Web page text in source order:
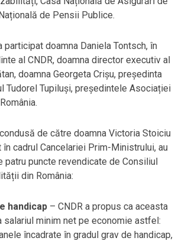
de Pensii Publice.
participat doamna Daniela Tontsch, în
al CNDR, doamna director executiv al
doamna Georgeta Crișu, președinta
Tudorel Tupiluși, președintele Asociației
de către doamna Victoria Stoiciu
cadrul Cancelariei Prim-Ministrului, au
patru puncte revendicate de Consiliul
din România:
handicap – CNDR a propus ca aceasta
salariul minim net pe economie astfel:
încadrate în gradul grav de handicap,